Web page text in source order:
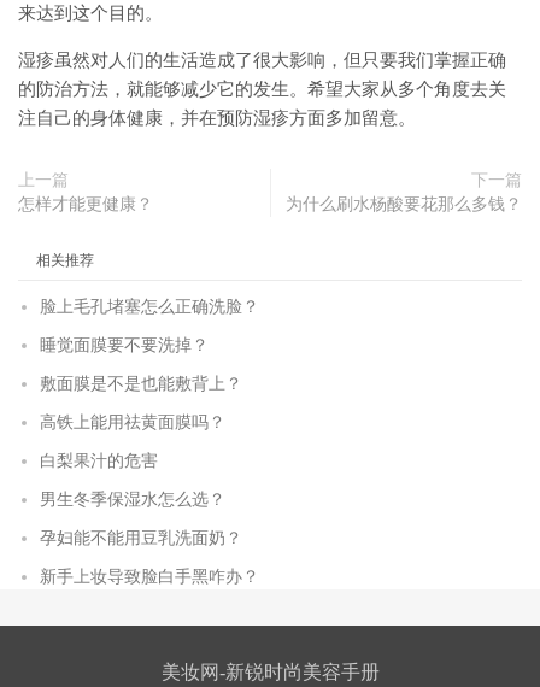
来达到这个目的。
湿疹虽然对人们的生活造成了很大影响，但只要我们掌握正确
的防治方法，就能够减少它的发生。希望大家从多个角度去关
注自己的身体健康，并在预防湿疹方面多加留意。
上一篇
怎样才能更健康？
下一篇
为什么刷水杨酸要花那么多钱？
相关推荐
脸上毛孔堵塞怎么正确洗脸？
睡觉面膜要不要洗掉？
敷面膜是不是也能敷背上？
高铁上能用祛黄面膜吗？
白梨果汁的危害
男生冬季保湿水怎么选？
孕妇能不能用豆乳洗面奶？
新手上妆导致脸白手黑咋办？
美妆网-新锐时尚美容手册